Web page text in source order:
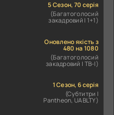
5 Сезон, 70 серія
(Багатоголосий
закадровий | 1+1)
Оновлено якість з
480 на 1080
(Багатоголосий
закадровий | ТВ-І)
1 Сезон, 6 серія
(Субтитри |
Pantheon, UABLTY)